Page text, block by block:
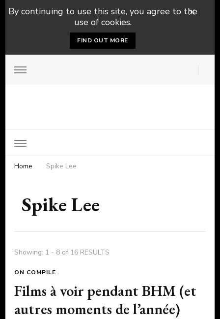
By continuing to use this site, you agree to the
use of cookies.
FIND OUT MORE
Home Spike Lee
Spike Lee
Showing: 1 - 8 of 16 RESULTS
ON COMPILE
Films à voir pendant BHM (et
autres moments de l’année)